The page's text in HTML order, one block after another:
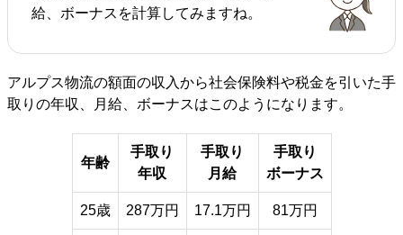
給、ボーナスを計算してみますね。
アルプス物流の額面の収入から社会保険料や税金を引いた手
取りの年収、月給、ボーナスはこのようになります。
年齢
手取り
年収
手取り
月給
手取り
ボーナス
25歳 287万円 17.1万円 81万円